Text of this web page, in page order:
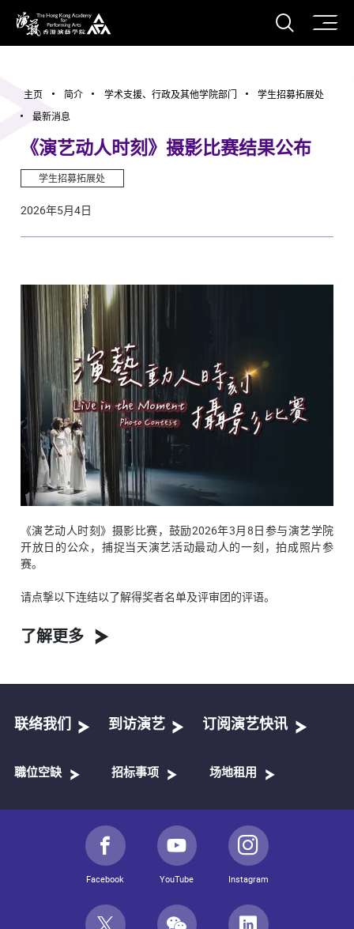
香港演艺学院
打开
主页 简介 学术支援、行政及其他学院部门
学生招募拓展处
最新消息
《演艺动人时刻》摄影比赛结果公布
学生招募拓展处
2026年5月4日
《演艺动人时刻》摄影比赛，鼓励2026年3月8日参与演艺学院
开放日的公众，捕捉当天演艺活动最动人的一刻，拍成照片参
赛。
请点撃以下连结以了解得奖者名单及评审团的评语。
了解更多
联络我们 到访演艺 订阅演艺快讯
職位空缺 招标事项 场地租用
Facebook YouTube Instagram